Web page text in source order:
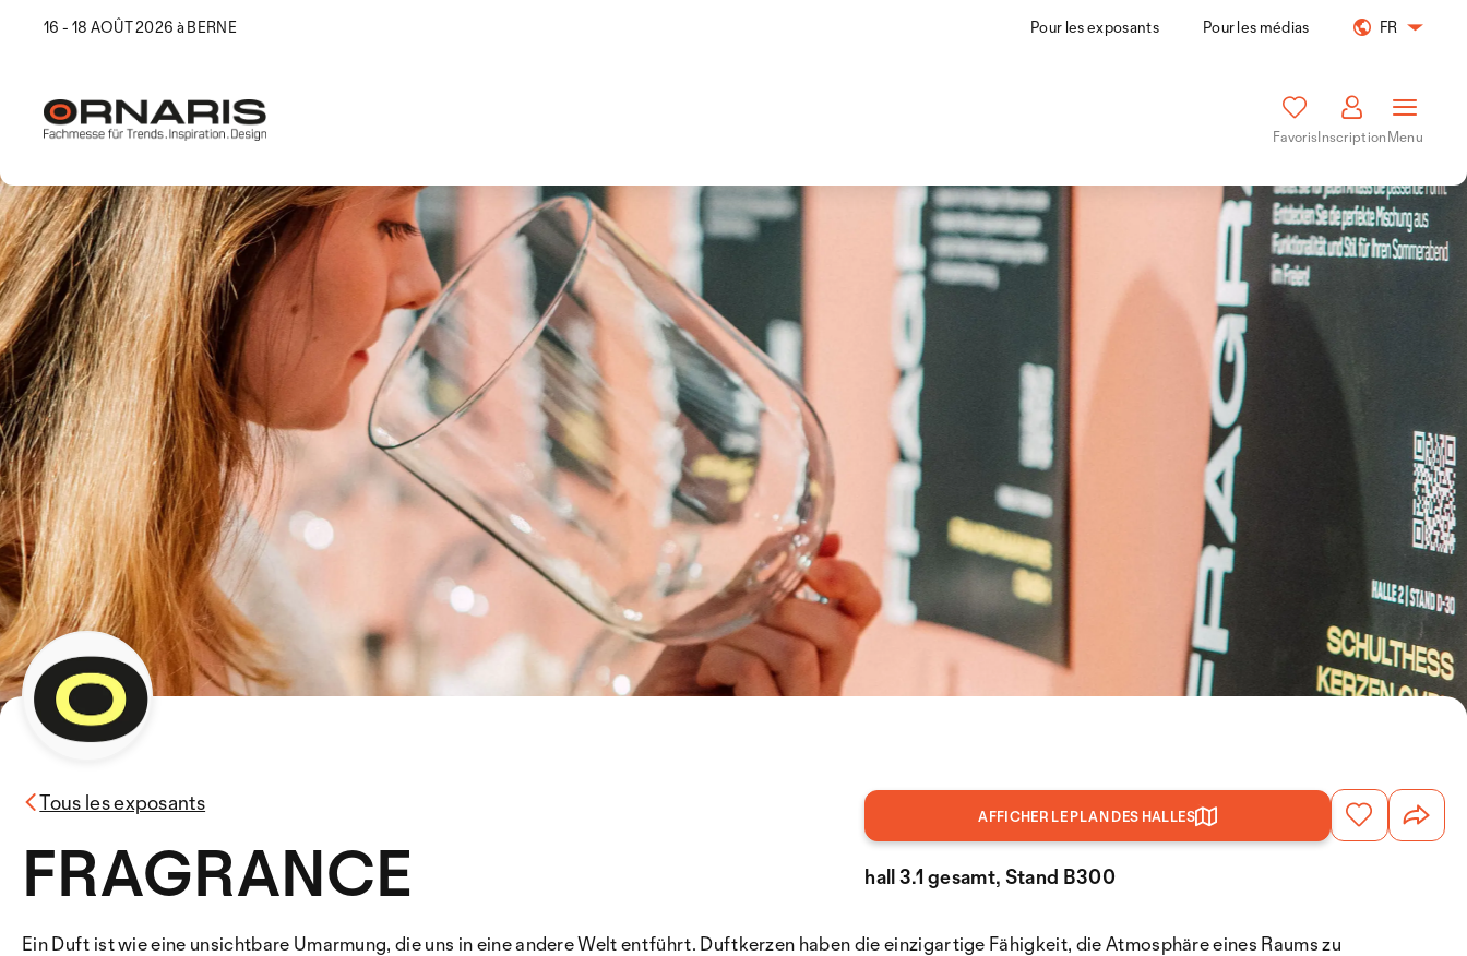
16 - 18 AOÛT 2026 à BERNE Pour les exposants Pour les médias FR
FavorisInscriptionMenu
Tous les exposants
FRAGRANCE
AFFICHER LE PLAN DES HALLES
hall 3.1 gesamt, Stand B300
Ein Duft ist wie eine unsichtbare Umarmung, die uns in eine andere Welt entführt. Duftkerzen haben die einzigartige Fähigkeit, die Atmosphäre eines Raums zu